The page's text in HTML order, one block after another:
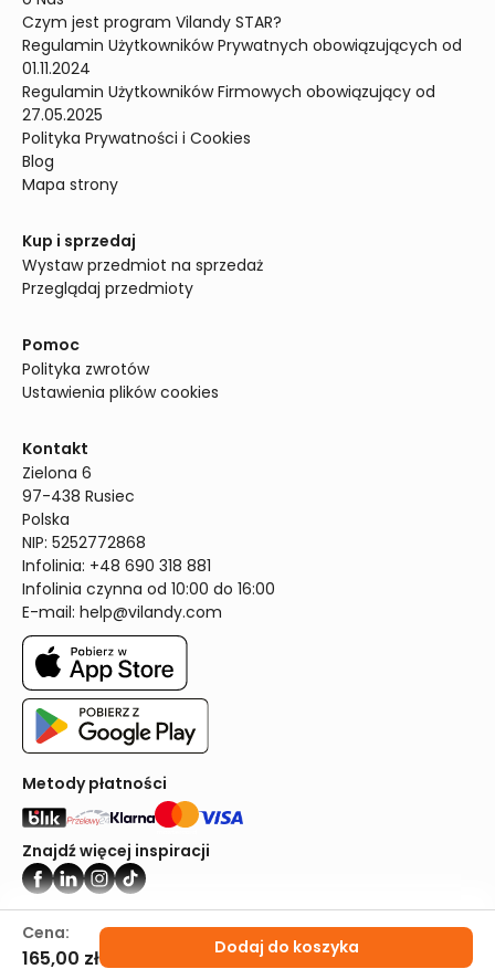
Cena:
165,00 zł Dodaj do koszyka
Czym jest program Vilandy STAR?
Regulamin Użytkowników Prywatnych obowiązujących od
01.11.2024
Regulamin Użytkowników Firmowych obowiązujący od
27.05.2025
Polityka Prywatności i Cookies
Blog
Mapa strony
Kup i sprzedaj
Wystaw przedmiot na sprzedaż
Przeglądaj przedmioty
Pomoc
Polityka zwrotów
Ustawienia plików cookies
Kontakt
Zielona 6
97-438 Rusiec
Polska
NIP: 5252772868
Infolinia: +48 690 318 881
Infolinia czynna od 10:00 do 16:00
E-mail: help@vilandy.com
Metody płatności
Znajdź więcej inspiracji
Vilandy ©2024